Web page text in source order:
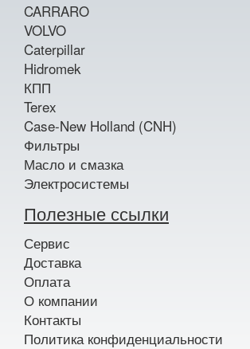
CARRARO
VOLVO
Caterpillar
Hidromek
КПП
Terex
Case-New Holland (CNH)
Фильтры
Масло и смазка
Электросистемы
Полезные ссылки
Сервис
Доставка
Оплата
О компании
Контакты
Политика конфиденциальности